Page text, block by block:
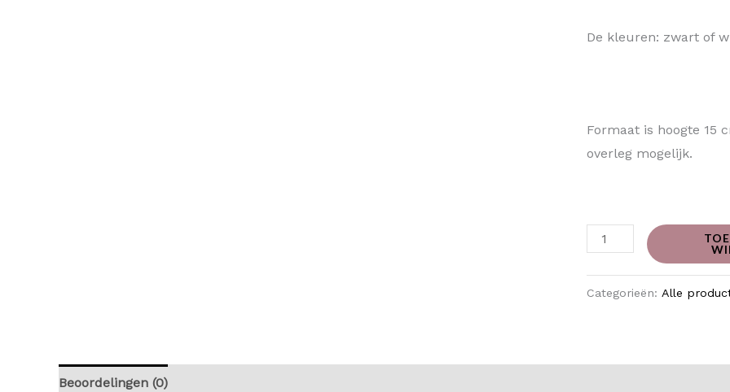
De kleuren: zwart of
Formaat is hoogte 15
overleg mogelijk.
Categorieën: Alle
Beoordelingen (0)